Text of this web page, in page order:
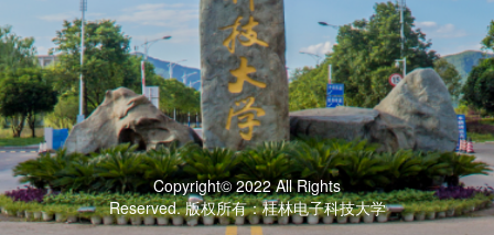
Copyright© 2022 All Rights
Reserved. 版权所有：桂林电子科技大学